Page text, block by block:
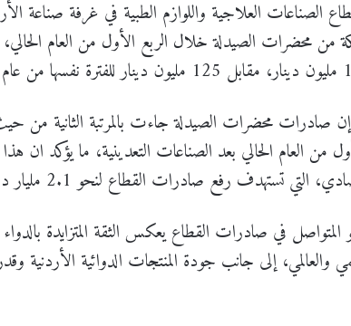
الصناعات العلاجية واللوازم الطبية في غرفة صناعة
من محضرات الصيدلة خلال الربع الأول من العام
صادرات محضرات الصيدلة جاءت بالمرتبة الثانية من
من العام الحالي بعد الصناعات التعدينية، ما يؤكد ان
تستهدف رفع صادرات القطاع لنحو 2.1 مليار دينار بحلول عام 2033.
في صادرات القطاع يعكس الثقة المتزايدة بالدواء
والعالمي، إلى جانب جودة المنتجات الدوائية الأردنية